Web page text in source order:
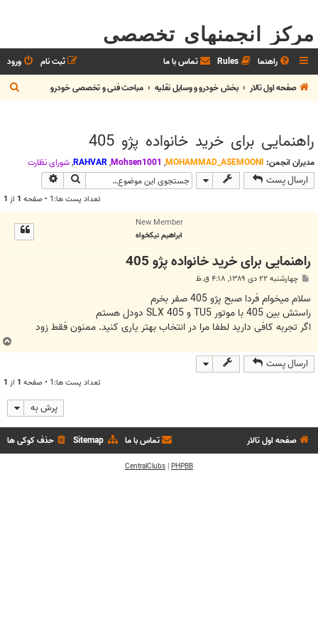
مرکز انجمنهای تخصصی
راهنما Rules تماس با ما ورود
ثبت نام
صفحه اول تالار
بخش خودرو و وسايل نقليه مباحث فنی و تخصصی خودرو
س
راهنمایی برای خرید خانواده پژو 405
مدیران انجمن: MOHAMMAD_ASEMOONI
,
Mohsen1001
,
RAHVAR
,شوراي نظارت
ارسال پست جستجو
تعداد پست ها:1 • صفحه 1 از 1
New Member
ابراهیم نیکخواه
راهنمایی برای خرید خانواده پژو 405
س
ت
چهارشنبه ۲۲ دی ۱۳۸۹, ۴:۱۸ ق.ظ
سلام میخوام فردا صبح پژو 405 صفر بخرم
راستش بین 405 با موتور TU5 و 405 SLX دودل هستم
اگر تجربه کافی دارید لطفا مرا در انتخاب بهتر یاری کنید. ممنون فقط زود
ارسال پست
تعداد پست ها:1 • صفحه 1 از 1
پرش به
صفحه اول تالار حذف کوکی ها Sitemap تماس با ما
PHPBB
|
CentralClubs